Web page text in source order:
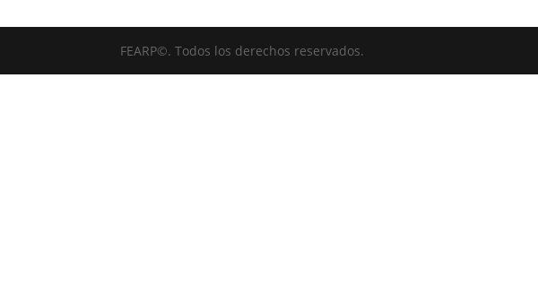
FEARP©. Todos los derechos reservados.